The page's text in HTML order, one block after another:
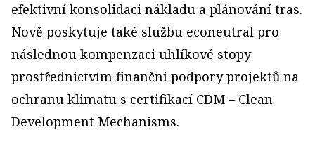
efektivní konsolidaci nákladu a plánování tras.
Nově poskytuje také službu econeutral pro
následnou kompenzaci uhlíkové stopy
prostřednictvím finanční podpory projektů na
ochranu klimatu s certifikací CDM – Clean
Development Mechanisms.